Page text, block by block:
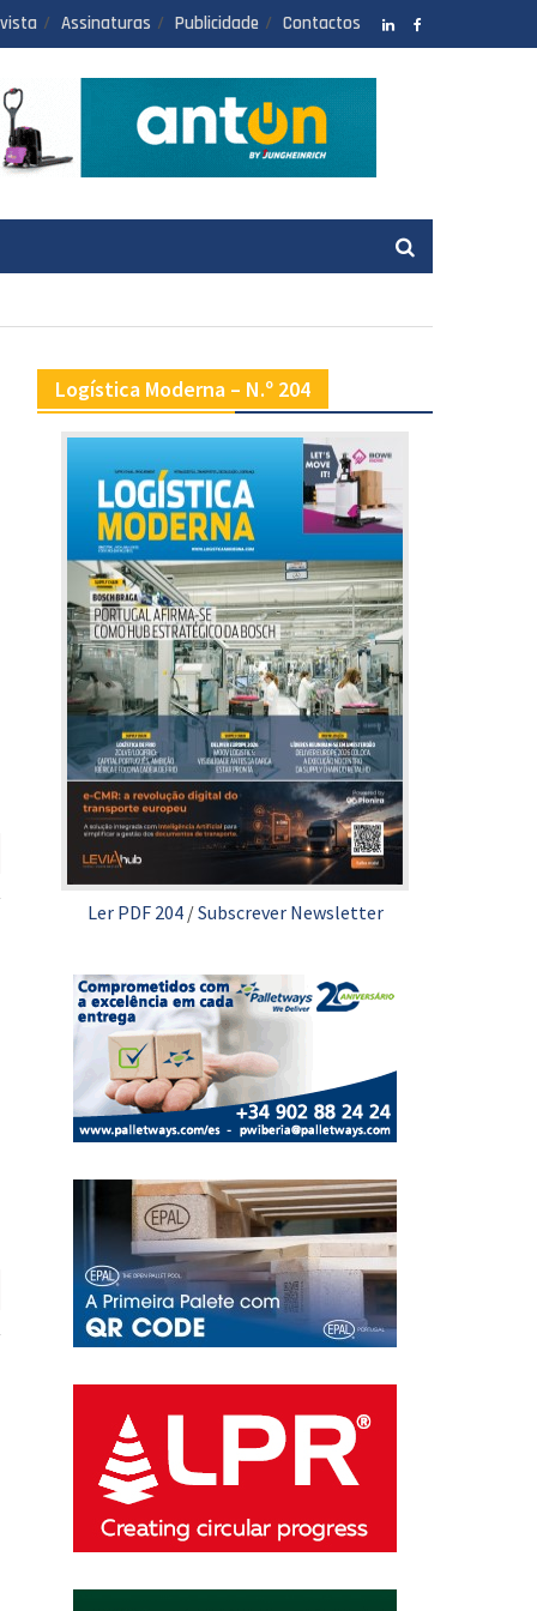
Assinaturas Publicidade Contactos
Logística Moderna – N.º 204
Ler PDF 204/Subscrever Newsletter